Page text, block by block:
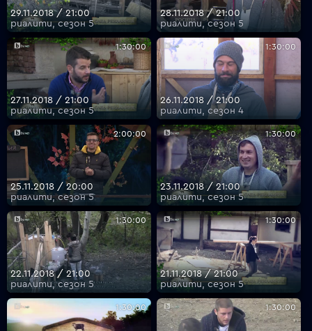
29.11.2018 / 21:00
риалити, сезон 5
28.11.2018 / 21:00
риалити, сезон 5
1:30:00
27.11.2018 / 21:00
риалити, сезон 5
1:30:00
26.11.2018 / 21:00
риалити, сезон 4
2:00:00
25.11.2018 / 20:00
риалити, сезон 5
1:30:00
23.11.2018 / 21:00
риалити, сезон 5
1:30:00
22.11.2018 / 21:00
риалити, сезон 5
1:30:00
21.11.2018 / 21:00
риалити, сезон 5
1:30:00 1:30:00